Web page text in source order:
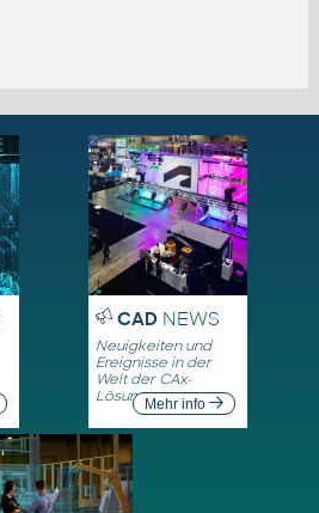
CADNEWS
Neuigkeiten und
Ereignisse in der
Welt der CAx-
LösungenMehr info